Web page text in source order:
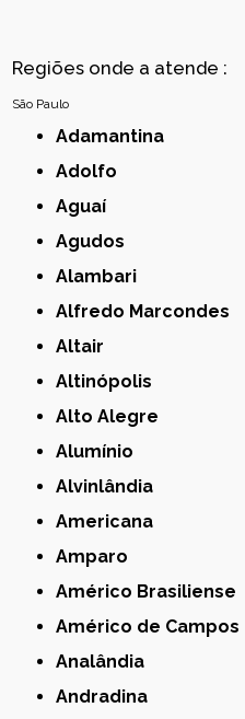
Regiões onde a atende :
São Paulo
Adamantina
Adolfo
Aguaí
Agudos
Alambari
Alfredo Marcondes
Altair
Altinópolis
Alto Alegre
Alumínio
Alvinlândia
Americana
Amparo
Américo Brasiliense
Américo de Campos
Analândia
Andradina